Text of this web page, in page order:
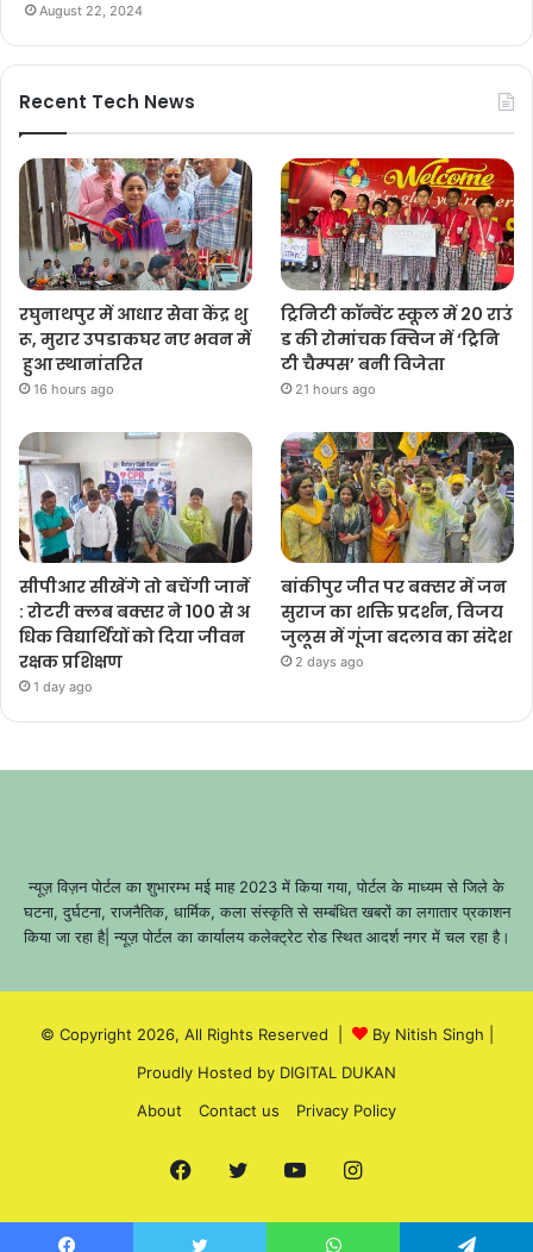
August 22, 2024
Recent Tech News
रघुनाथपुर में आधार सेवा केंद्र शु
रू, मुरार उपडाकघर नए भवन में
हुआ स्थानांतरित
16 hours ago
ट्रिनिटी कॉन्वेंट स्कूल में 20 राउं
ड की रोमांचक क्विज में ‘ट्रिनि
टी चैम्पस’ बनी विजेता
21 hours ago
सीपीआर सीखेंगे तो बचेंगी जानें
: रोटरी क्लब बक्सर ने 100 से अ
धिक विद्यार्थियों को दिया जीवन
रक्षक प्रशिक्षण
1 day ago
बांकीपुर जीत पर बक्सर में जन
सुराज का शक्ति प्रदर्शन, विजय
जुलूस में गूंजा बदलाव का संदेश
2 days ago
न्यूज़ विज़न पोर्टल का शुभारम्भ मई माह 2023 में किया गया, पोर्टल के माध्यम से जिले के
घटना, दुर्घटना, राजनैतिक, धार्मिक, कला संस्कृति से सम्बंधित खबरों का लगातार प्रकाशन
किया जा रहा है| न्यूज़ पोर्टल का कार्यालय कलेक्ट्रेट रोड स्थित आदर्श नगर में चल रहा है।
© Copyright 2026, All Rights Reserved | By Nitish Singh
Proudly Hosted by DIGITAL DUKAN
About
Contact us Privacy Policy
Facebook
Twitter YouTubeInstagram